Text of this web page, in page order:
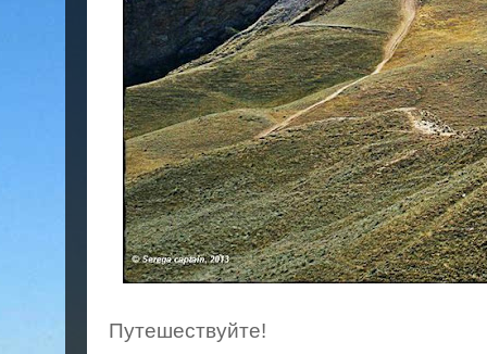
Путешествуйте!